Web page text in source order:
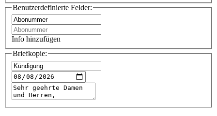
Benutzerdefinierte Felder:
Info hinzufügen
Briefkopie: